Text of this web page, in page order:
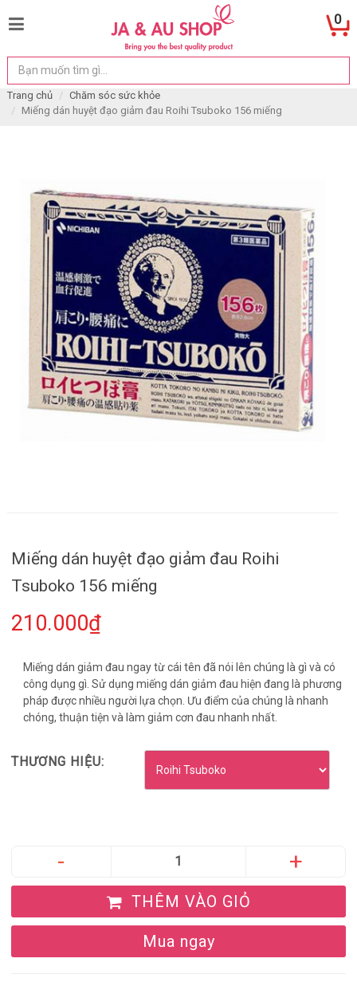
0
Trang chủ
Chăm sóc sức khỏe
Miếng dán huyệt đạo giảm đau Roihi Tsuboko 156 miếng
Miếng dán huyệt đạo giảm đau Roihi
Tsuboko 156 miếng
210.000₫
Miếng dán giảm đau ngay từ cái tên đã nói lên chúng là gì và có
công dụng gì. Sử dụng miếng dán giảm đau hiện đang là phương
pháp được nhiều người lựa chọn. Ưu điểm của chúng là nhanh
chóng, thuận tiện và làm giảm cơn đau nhanh nhất.
THƯƠNG HIỆU:
THÊM VÀO GIỎ
Mua ngay